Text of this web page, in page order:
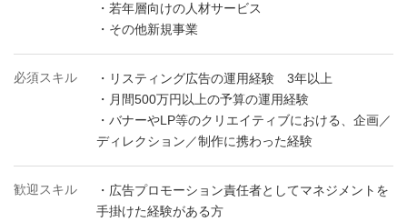
・若年層向けの人材サービス
・その他新規事業
必須スキル
・リスティング広告の運用経験 3年以上
・月間500万円以上の予算の運用経験
・バナーやLP等のクリエイティブにおける、企画／
ディレクション／制作に携わった経験
歓迎スキル
・広告プロモーション責任者としてマネジメントを
手掛けた経験がある方